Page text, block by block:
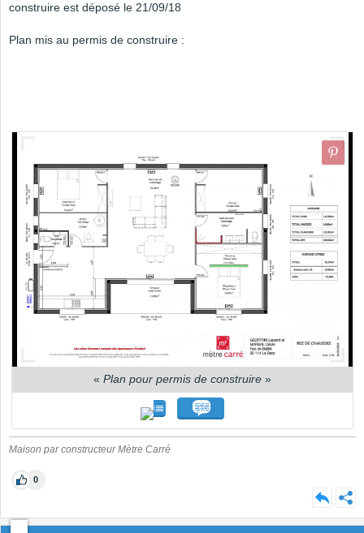
construire est déposé le 21/09/18
Plan mis au permis de construire :
« Plan pour permis de construire »
Maison par constructeur Mètre Carré
0